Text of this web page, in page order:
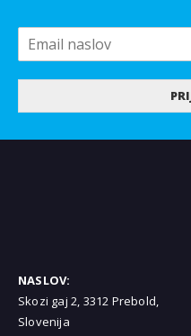
NASLOV:
Skozi gaj 2, 3312 Prebold,
Slovenija